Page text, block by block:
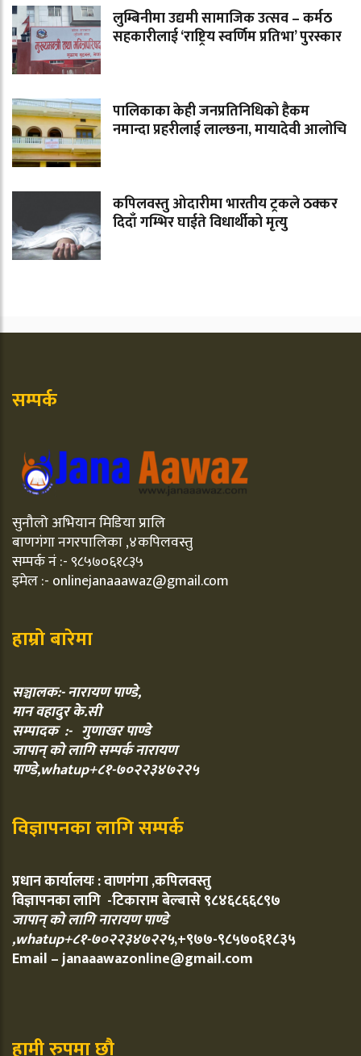
लुम्बिनीमा उद्यमी सामाजिक उत्सव – कर्मठ
सहकारीलाई ‘राष्ट्रिय स्वर्णिम प्रतिभा’ पुरस्कार
पालिकाका केही जनप्रतिनिधिको हैकम
नमान्दा प्रहरीलाई लाल्छना, मायादेवी आलोचि
कपिलवस्तु ओदारीमा भारतीय ट्रकले ठक्कर
दिदाँ गम्भिर घाईते विधार्थीको मृत्यु
सम्पर्क
सुनौलो अभियान मिडिया प्रालि
बाणगंगा नगरपालिका ,४कपिलवस्तु
सम्पर्क नं :- ९८५७०६१८३५
इमेल :- onlinejanaaawaz@gmail.com
हाम्रो बारेमा
सञ्चालक:- नारायण पाण्डे,
मान वहादुर के.सी
सम्पादक :- गुणाखर पाण्डे
जापान् को लागि सम्पर्क नारायण
पाण्डे,whatup+८१-७०२२३४७२२५
विज्ञापनका लागि सम्पर्क
प्रधान कार्यालयः : वाणगंगा ,कपिलवस्तु
विज्ञापनका लागि -टिकाराम बेल्बासे ९८४६८६६८९७
जापान् को लागि नारायण पाण्डे
,whatup+८१-७०२२३४७२२५,+९७७-९८५७०६१८३५
Email – janaaawazonline@gmail.com